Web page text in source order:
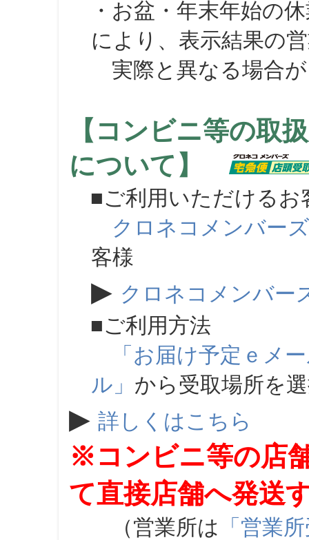
・お盆・年末年始の
により、表示結果の
実際と異なる場合が
【コンビニ等の取
について】
■ご利用いただけるお
クロネコメンバーズ
客様
▶ クロネコメンバー
■ご利用方法
「お届け予定ｅメ
ル」 から受取場所を
▶ 詳しくはこちら
※コンビニ等の店
て直接店舗へ発送
（営業所は 「営業